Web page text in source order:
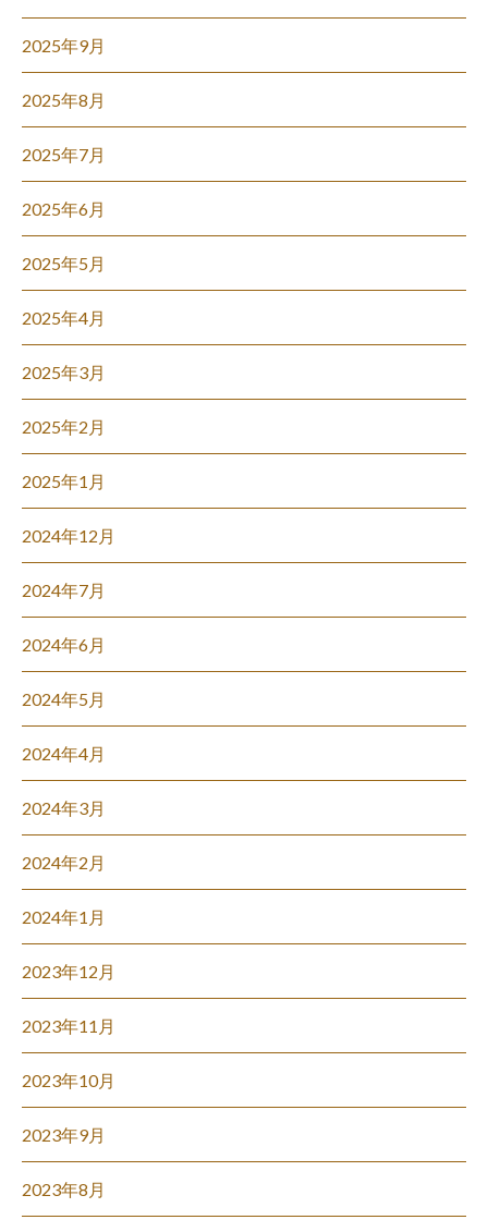
2025年9月
2025年8月
2025年7月
2025年6月
2025年5月
2025年4月
2025年3月
2025年2月
2025年1月
2024年12月
2024年7月
2024年6月
2024年5月
2024年4月
2024年3月
2024年2月
2024年1月
2023年12月
2023年11月
2023年10月
2023年9月
2023年8月